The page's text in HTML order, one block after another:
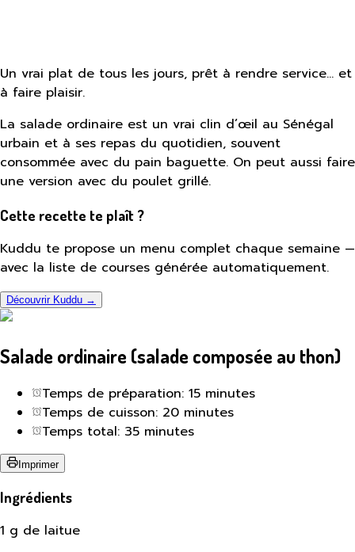
Un vrai plat de tous les jours, prêt à rendre service… et
à faire plaisir.
La salade ordinaire est un vrai clin d’œil au Sénégal
urbain et à ses repas du quotidien, souvent
consommée avec du pain baguette. On peut aussi faire
une version avec du poulet grillé.
Cette recette te plaît ?
Kuddu te propose un menu complet chaque semaine —
avec la liste de courses générée automatiquement.
Découvrir Kuddu →
Salade ordinaire (salade composée au thon)
Temps de préparation: 15 minutes
Temps de cuisson: 20 minutes
Temps total: 35 minutes
Imprimer
Ingrédients
1 g de laitue